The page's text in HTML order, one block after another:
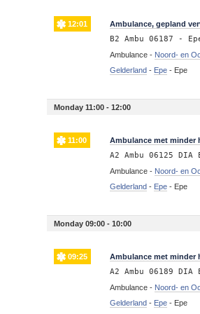
12:01 Ambulance, gepland
B2 Ambu 06187 -
Ambulance - Noord- en
Gelderland - Epe - Epe
Monday 11:00 - 12:00
11:00 Ambulance met minder
A2 Ambu 06125 DIA
Ambulance - Noord- en
Gelderland - Epe - Epe
Monday 09:00 - 10:00
09:25 Ambulance met minder
A2 Ambu 06189 DIA
Ambulance - Noord- en
Gelderland - Epe - Epe